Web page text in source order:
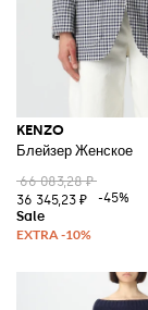
KENZO
Блейзер Женское
66 083,28 ₽
36 345,23 ₽
-45%